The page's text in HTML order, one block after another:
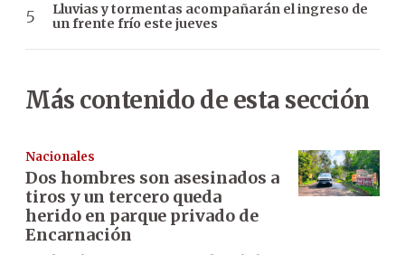
Lluvias y tormentas acompañarán el ingreso de
un frente frío este jueves
Más contenido de esta sección
Nacionales
Dos hombres son asesinados a
tiros y un tercero queda
herido en parque privado de
Encarnación